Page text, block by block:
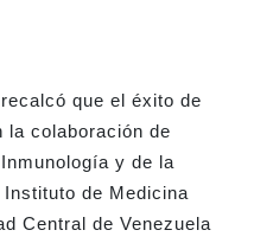
que el éxito de
la colaboración de
y de la
de Medicina
Central de Venezuela